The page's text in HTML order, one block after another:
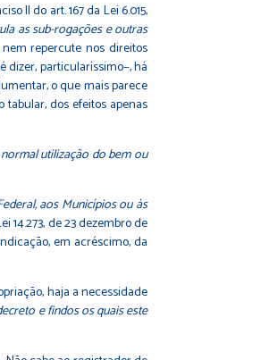
II do art. 167 da Lei 6.015,
as sub-rogações e outras
repercute nos direitos
dizer, particularíssimo−, há
o que mais parece
dos efeitos apenas
utilização do bem ou
aos Municípios ou às
14.273, de 23 dezembro de
em acréscimo, da
haja a necessidade
e findos os quais este